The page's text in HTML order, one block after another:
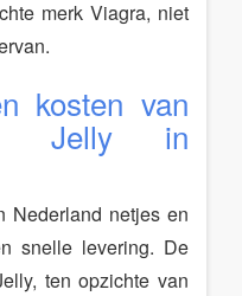
merk Viagra, niet
kosten van
Jelly in
Nederland netjes en
snelle levering. De
ten opzichte van